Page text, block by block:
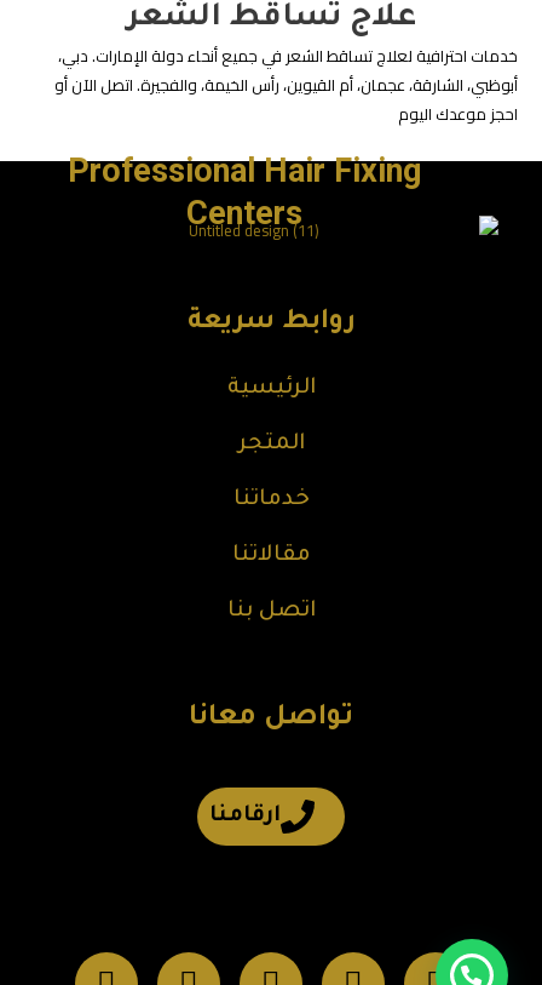
علاج تساقط الشعر
خدمات احترافية لعلاج تساقط الشعر في جميع أنحاء دولة الإمارات. دبي،
أبوظبي، الشارقة، عجمان، أم القيوين، رأس الخيمة، والفجيرة. اتصل الآن أو
احجز موعدك اليوم
Professional Hair Fixing
Centers
روابط سريعة
الرئيسية
المتجر
خدماتنا
مقالاتنا
اتصل بنا
تواصل معانا
ارقامنا